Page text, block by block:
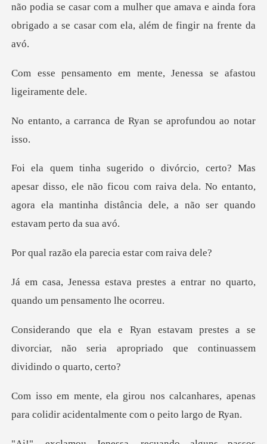
não podia se casar com a mulher que amava e ainda fora
ob
mente, Jenessa se afa
ca de Ryan se aprofu
so, ele não ficou com raiva dela. No entanto,
agora ela manti
la parecia estar
estes a entrar no quarto,
qua
es a se
divorciar, não seria apropriado q
canhares, apenas
para colidir aciden